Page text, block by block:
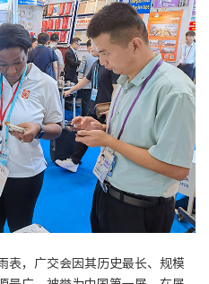
表，广交会因其历史最长、规模